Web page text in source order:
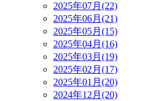
2025年07月(22)
2025年06月(21)
2025年05月(15)
2025年04月(16)
2025年03月(19)
2025年02月(17)
2025年01月(20)
2024年12月(20)